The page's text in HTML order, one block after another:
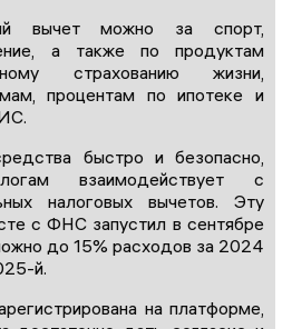
вычет можно за спорт,
а также по продуктам
страхованию жизни,
процентам по ипотеке и
быстро и безопасно,
взаимодействует с
налоговых вычетов. Эту
с ФНС запустил в сентябре
до 15% расходов за 2024
й.
на платформе,